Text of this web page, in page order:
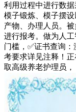
利用过程中进行数
模子锻炼、模子摆
产物、办理人员。
进行报考。做为人
门槛，✅证书查询
考要求详见注释！
取高级养老护理员，